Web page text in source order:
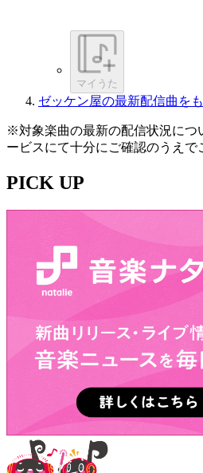
マイうた
ゼッケン屋の最新配信曲を
※対象楽曲の最新の配信状況につ
ービスにて十分にご確認のうえで
PICK UP